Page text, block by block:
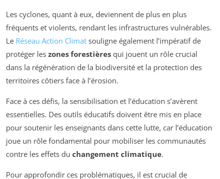
Les cyclones, quant à eux, deviennent de plus en plus
fréquents et violents, rendant les infrastructures vulnérables.
Le Réseau Action Climat souligne également l’impératif de
protéger les zones forestières qui jouent un rôle crucial
dans la régénération de la biodiversité et la protection des
territoires côtiers face à l’érosion.
Face à ces défis, la sensibilisation et l’éducation s’avèrent
essentielles. Des outils éducatifs doivent être mis en place
pour soutenir les enseignants dans cette lutte, car l’éducation
joue un rôle fondamental pour mobiliser les communautés
contre les effets du changement climatique.
Pour approfondir ces problématiques, il est crucial de